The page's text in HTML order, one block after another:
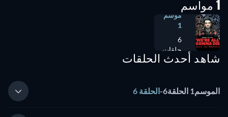
1 مواسم
موسم
1
6
حلقات
شاهد أحدث الحلقات
الموسم1 الحلقة6 -الحلقة 6